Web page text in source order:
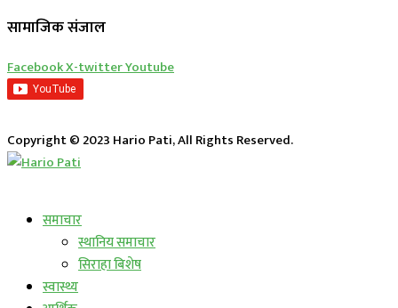
सामाजिक संजाल
FacebookX-twitterYoutube
Copyright © 2023 Hario Pati, All Rights Reserved.
समाचार
स्थानिय समाचार
सिराहा बिशेष
स्वास्थ्य